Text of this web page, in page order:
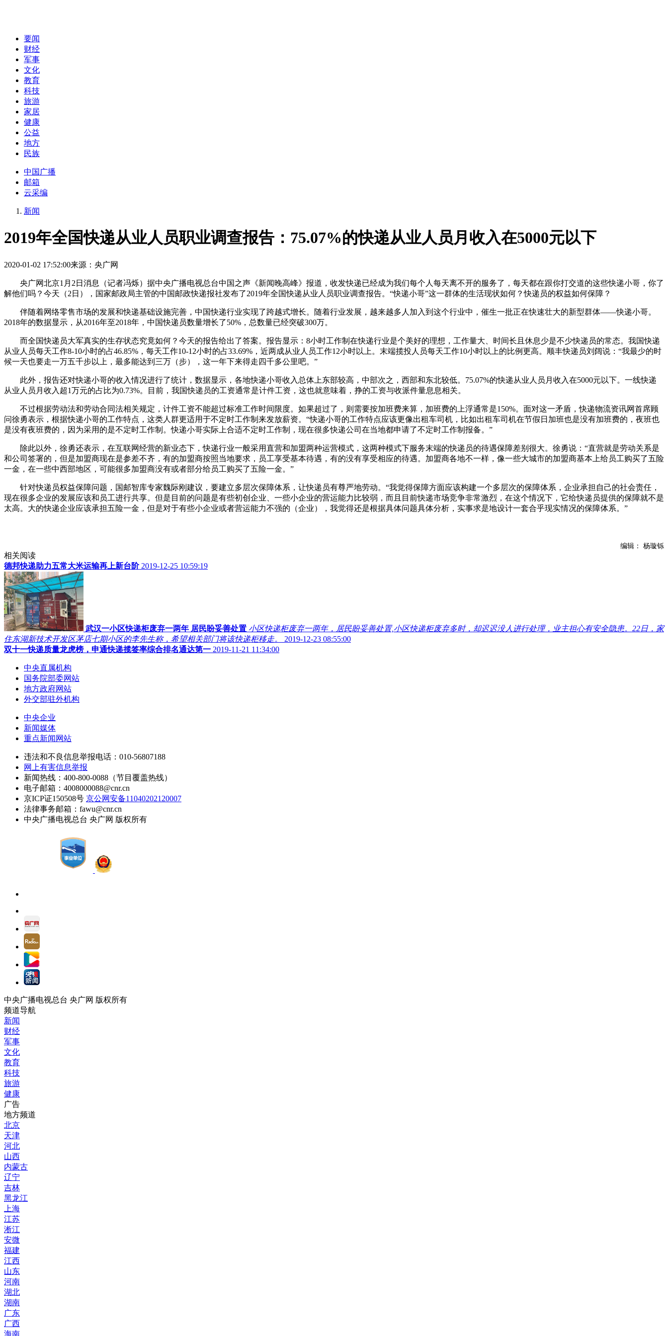
要闻
财经
军事
文化
教育
科技
旅游
家居
健康
公益
地方
民族
中国广播
邮箱
云采编
新闻
2019年全国快递从业人员职业调查报告：75.07%的快递从业人员月收入在5000元以下
2020-01-02 17:52:00来源：央广网
央广网北京1月2日消息（记者冯烁）据中央广播电视总台中国之声《新闻晚高峰》报道，收发快递已经成为我们每个人每天离不开的服务了，每天都在跟你打交道的这些快递小哥，你了
解他们吗？今天（2日），国家邮政局主管的中国邮政快递报社发布了2019年全国快递从业人员职业调查报告。“快递小哥”这一群体的生活现状如何？快递员的权益如何保障？
伴随着网络零售市场的发展和快递基础设施完善，中国快递行业实现了跨越式增长。随着行业发展，越来越多人加入到这个行业中，催生一批正在快速壮大的新型群体——快递小哥。
2018年的数据显示，从2016年至2018年，中国快递员数量增长了50%，总数量已经突破300万。
而全国快递员大军真实的生存状态究竟如何？今天的报告给出了答案。报告显示：8小时工作制在快递行业是个美好的理想，工作量大、时间长且休息少是不少快递员的常态。我国快递
从业人员每天工作8-10小时的占46.85%，每天工作10-12小时的占33.69%，近两成从业人员工作12小时以上。末端揽投人员每天工作10小时以上的比例更高。顺丰快递员刘阔说：“我最少的时
候一天也要走一万五千步以上，最多能达到三万（步），这一年下来得走四千多公里吧。”
此外，报告还对快递小哥的收入情况进行了统计，数据显示，各地快递小哥收入总体上东部较高，中部次之，西部和东北较低。75.07%的快递从业人员月收入在5000元以下。一线快递
从业人员月收入超1万元的占比为0.73%。目前，我国快递员的工资通常是计件工资，这也就意味着，挣的工资与收派件量息息相关。
不过根据劳动法和劳动合同法相关规定，计件工资不能超过标准工作时间限度。如果超过了，则需要按加班费来算，加班费的上浮通常是150%。面对这一矛盾，快递物流资讯网首席顾
问徐勇表示，根据快递小哥的工作特点，这类人群更适用于不定时工作制来发放薪资。“快递小哥的工作特点应该更像出租车司机，比如出租车司机在节假日加班也是没有加班费的，夜班也
是没有夜班费的，因为采用的是不定时工作制。快递小哥实际上合适不定时工作制，现在很多快递公司在当地都申请了不定时工作制报备。”
除此以外，徐勇还表示，在互联网经营的新业态下，快递行业一般采用直营和加盟两种运营模式，这两种模式下服务末端的快递员的待遇保障差别很大。徐勇说：“直营就是劳动关系是
和公司签署的，但是加盟商现在是参差不齐，有的加盟商按照当地要求，员工享受基本待遇，有的没有享受相应的待遇。加盟商各地不一样，像一些大城市的加盟商基本上给员工购买了五险
一金，在一些中西部地区，可能很多加盟商没有或者部分给员工购买了五险一金。”
针对快递员权益保障问题，国邮智库专家魏际刚建议，要建立多层次保障体系，让快递员有尊严地劳动。“我觉得保障方面应该构建一个多层次的保障体系，企业承担自己的社会责任，
现在很多企业的发展应该和员工进行共享。但是目前的问题是有些初创企业、一些小企业的营运能力比较弱，而且目前快递市场竞争非常激烈，在这个情况下，它给快递员提供的保障就不是
太高。大的快递企业应该承担五险一金，但是对于有些小企业或者营运能力不强的（企业），我觉得还是根据具体问题具体分析，实事求是地设计一套合乎现实情况的保障体系。”
编辑： 杨璇铄
相关阅读
德邦快递助力五常大米运输再上新台阶 2019-12-25 10:59:19
武汉一小区快递柜废弃一两年 居民盼妥善处置 小区快递柜废弃一两年，居民盼妥善处置,小区快递柜废弃多时，却迟迟没人进行处理，业主担心有安全隐患。22日，家
住东湖新技术开发区茅店七期小区的李先生称，希望相关部门将该快递柜移走。
2019-12-23 08:55:00
双十一快递质量龙虎榜，申通快递揽签率综合排名通达第一 2019-11-21 11:34:00
中央直属机构
国务院部委网站
地方政府网站
外交部驻外机构
中央企业
新闻媒体
重点新闻网站
违法和不良信息举报电话：010-56807188
网上有害信息举报
新闻热线：400-800-0088（节目覆盖热线）
电子邮箱：4008000088@cnr.cn
京ICP证150508号 京公网安备11040202120007
法律事务邮箱：fawu@cnr.cn
中央广播电视总台 央广网 版权所有
中央广播电视总台 央广网 版权所有
频道导航
新闻
财经
军事
文化
教育
科技
旅游
健康
广告
地方频道
北京
天津
河北
山西
内蒙古
辽宁
吉林
黑龙江
上海
江苏
淅江
安微
福建
江西
山东
河南
湖北
湖南
广东
广西
海南